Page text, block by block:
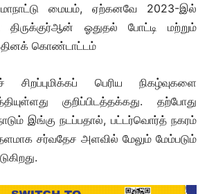
மாநாட்டு மையம், ஏற்கனவே 2023-இல்
ஓதுதல் போட்டி மற்றும்
தினக் கொண்டாட்டம்
பெரிய நிகழ்வுகளை
குறிப்பிடத்தக்கது. தற்போது
இங்கு நடப்பதால், பட்டர்வொர்த் நகரம்
சர்வதேச அளவில் மேலும் மேம்படும்